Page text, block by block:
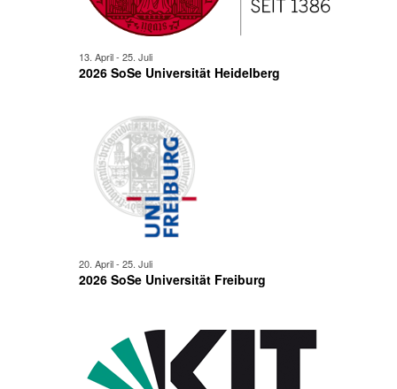
2026 SoSe Universität Heidelberg
13. April- 25. Juli
2026 SoSe Universität Freiburg
20. April- 25. Juli